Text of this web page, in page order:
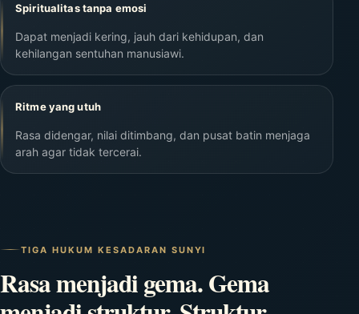
Spiritualitas tanpa emosi
Dapat menjadi kering, jauh dari kehidupan, dan
kehilangan sentuhan manusiawi.
Ritme yang utuh
Rasa didengar, nilai ditimbang, dan pusat batin menjaga
arah agar tidak tercerai.
TIGA HUKUM KESADARAN SUNYI
Rasa menjadi gema. Gema